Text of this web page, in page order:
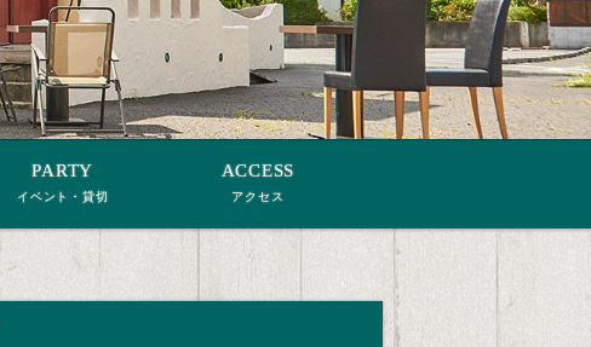
PARTY
イベント・貸切
ACCESS
アクセス